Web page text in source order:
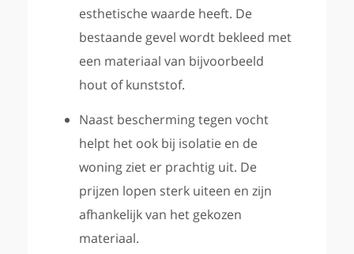
esthetische waarde heeft. De
bestaande gevel wordt bekleed met
een materiaal van bijvoorbeeld
hout of kunststof.
Naast bescherming tegen vocht
helpt het ook bij isolatie en de
woning ziet er prachtig uit. De
prijzen lopen sterk uiteen en zijn
afhankelijk van het gekozen
materiaal.